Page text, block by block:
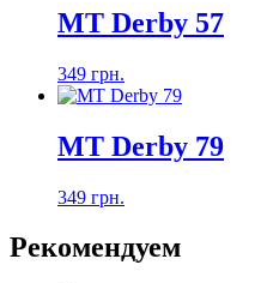
MT Derby 57
349 грн.
MT Derby 79
349 грн.
Рекомендуем